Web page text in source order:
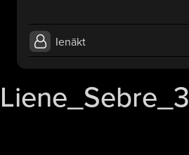
Ienākt
Liene_Sebre_3